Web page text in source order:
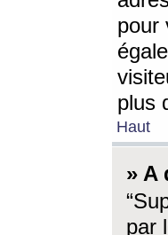
pour
plus
Haut
» A
par